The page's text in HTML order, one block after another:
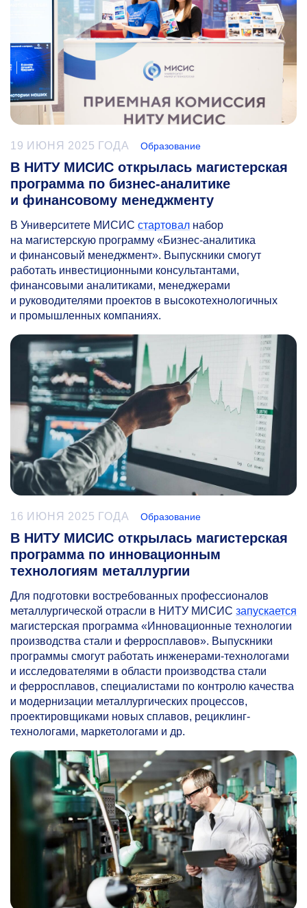
19 ИЮНЯ 2025 ГОДА Образование
В НИТУ МИСИС открылась магистерская
программа по бизнес-аналитике
и финансовому менеджменту
В Университете МИСИС стартовал набор
на магистерскую программу «Бизнес-аналитика
и финансовый менеджмент». Выпускники смогут
работать инвестиционными консультантами,
финансовыми аналитиками, менеджерами
и руководителями проектов в высокотехнологичных
и промышленных компаниях.
16 ИЮНЯ 2025 ГОДА Образование
В НИТУ МИСИС открылась магистерская
программа по инновационным
технологиям металлургии
Для подготовки востребованных профессионалов
металлургической отрасли в НИТУ МИСИС запускается
магистерская программа «Инновационные технологии
производства стали и ферросплавов». Выпускники
программы смогут работать инженерами-технологами
и исследователями в области производства стали
и ферросплавов, специалистами по контролю качества
и модернизации металлургических процессов,
проектировщиками новых сплавов, рециклинг-
технологами, маркетологами и др.